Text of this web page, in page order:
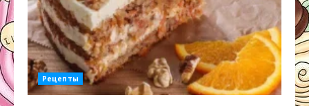
Рецепты